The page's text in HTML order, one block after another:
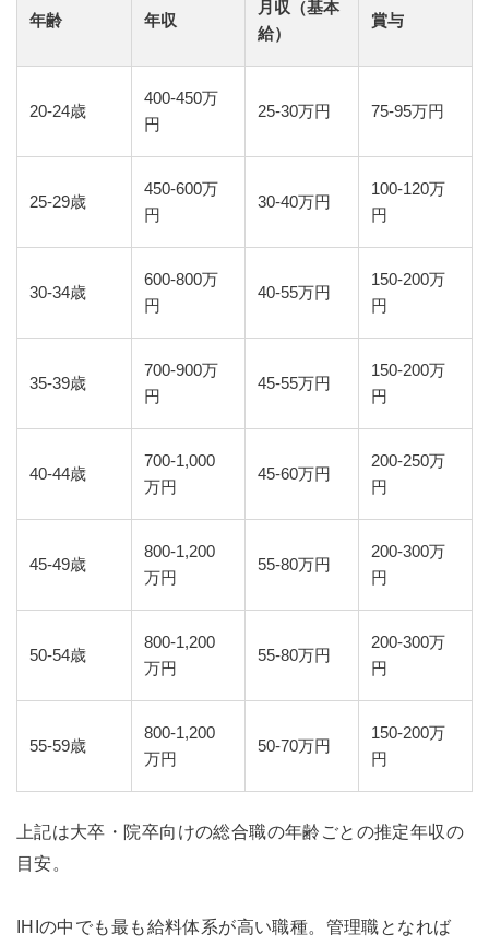
年齢 年収
月収（基本
給）
賞与
20-24歳
400-450万
円
25-30万円 75-95万円
25-29歳
450-600万
円
30-40万円
100-120万
円
30-34歳
600-800万
円
40-55万円
150-200万
円
35-39歳
700-900万
円
45-55万円
150-200万
円
40-44歳
700-1,000
万円
45-60万円
200-250万
円
45-49歳
800-1,200
万円
55-80万円
200-300万
円
50-54歳
800-1,200
万円
55-80万円
200-300万
円
55-59歳
800-1,200
万円
50-70万円
150-200万
円
上記は大卒・院卒向けの総合職の年齢ごとの推定年収の
目安。
IHIの中でも最も給料体系が高い職種。管理職となれば